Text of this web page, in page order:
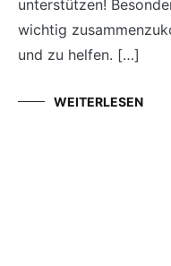
unterstützen!
wichtig
und zu helfen. […]
WEITERLESEN